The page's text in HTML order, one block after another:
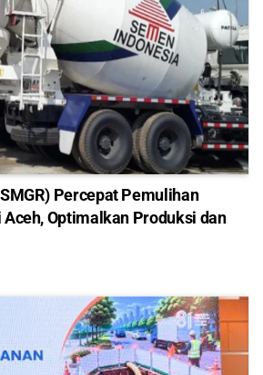
Percepat Pemulihan
Optimalkan Produksi dan